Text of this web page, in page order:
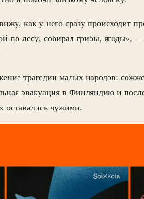
как у него сразу происходит
по лесу, собирал грибы, ягоды», —
трагедии малых народов:
эвакуация в Финляндию и
оставались чужими.